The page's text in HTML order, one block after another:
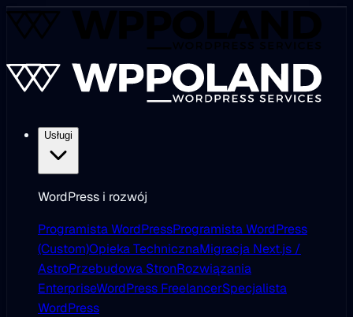
Usługi
WordPress i rozwój
Programista WordPressProgramista WordPress
(Custom)Opieka TechnicznaMigracja Next.js /
AstroPrzebudowa StronRozwiązania
EnterpriseWordPress FreelancerSpecjalista
WordPress